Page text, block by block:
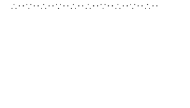
∴‥∵‥∴‥∵‥∴‥∴‥∵‥∴‥∵‥∴‥